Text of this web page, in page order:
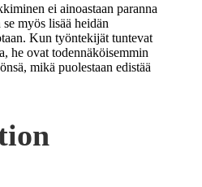
ei ainoastaan paranna
myös lisää heidän
Kun työntekijät tuntevat
he ovat todennäköisemmin
mikä puolestaan edistää